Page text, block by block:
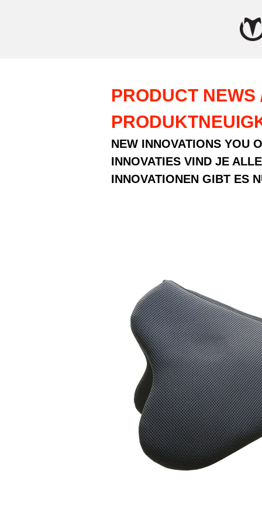
PRODUCT
NEW INNOVATIONS YOU
INNOVATIES VIND JE
INNOVATIONEN GIBT ES